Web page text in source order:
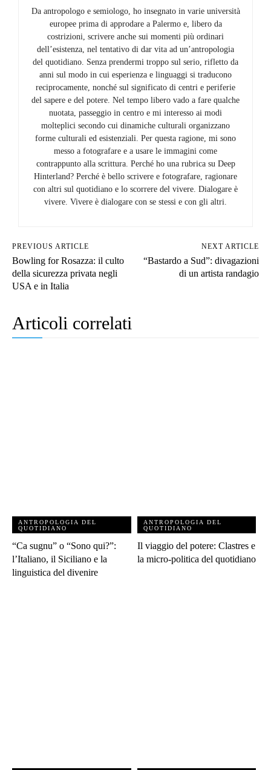
Da antropologo e semiologo, ho insegnato in varie università
europee prima di approdare a Palermo e, libero da
costrizioni, scrivere anche sui momenti più ordinari
dell’esistenza, nel tentativo di dar vita ad un’antropologia
del quotidiano. Senza prendermi troppo sul serio, rifletto da
anni sul modo in cui esperienza e linguaggi si traducono
reciprocamente, nonché sul significato di centri e periferie
del sapere e del potere. Nel tempo libero vado a fare qualche
nuotata, passeggio in centro e mi interesso ai modi
molteplici secondo cui dinamiche culturali organizzano
forme culturali ed esistenziali. Per questa ragione, mi sono
messo a fotografare e a usare le immagini come
contrappunto alla scrittura. Perché ho una rubrica su Deep
Hinterland? Perché è bello scrivere e fotografare, ragionare
con altri sul quotidiano e lo scorrere del vivere. Dialogare è
vivere. Vivere è dialogare con se stessi e con gli altri.
PREVIOUS ARTICLE
Bowling for Rosazza: il culto
della sicurezza privata negli
USA e in Italia
NEXT ARTICLE
“Bastardo a Sud”: divagazioni
di un artista randagio
Articoli correlati
ANTROPOLOGIA DEL
QUOTIDIANO
“Ca sugnu” o “Sono qui?”:
l’Italiano, il Siciliano e la
linguistica del divenire
ANTROPOLOGIA DEL
QUOTIDIANO
Il viaggio del potere: Clastres e
la micro-politica del quotidiano